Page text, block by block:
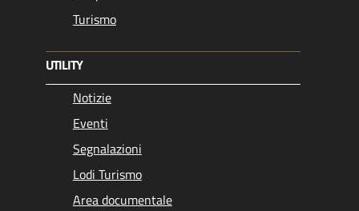
Turismo
UTILITY
Notizie
Eventi
Segnalazioni
Lodi Turismo
Area documentale